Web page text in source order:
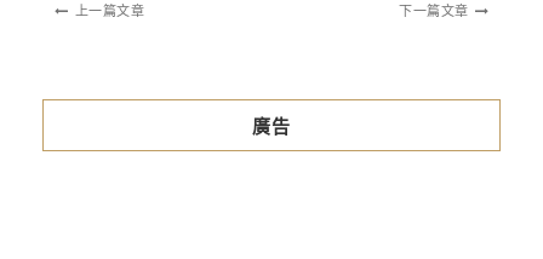
上一篇文章 下一篇文章
廣告